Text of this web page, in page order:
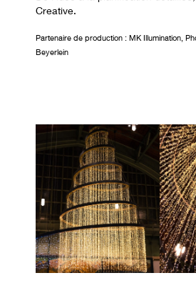
Creative.
Partenaire de production : MK Illumination,
Beyerlein